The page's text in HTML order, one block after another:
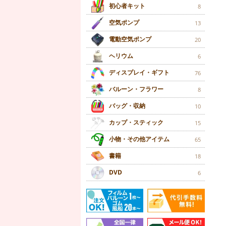
初心者キット 8
空気ポンプ 13
電動空気ポンプ 20
ヘリウム 6
ディスプレイ・ギフト 76
バルーン・フラワー 8
バッグ・収納 10
カップ・スティック 15
小物・その他アイテム 65
書籍 18
DVD 6